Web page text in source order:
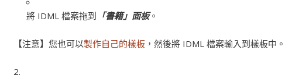
將 IDML 檔案拖到 「書籍」面板。
【注意】 您也可以製作自己的樣板 ，然後將 IDML 檔案輸入到樣板中。